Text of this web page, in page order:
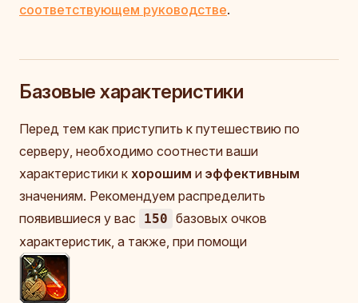
соответствующем руководстве.
Базовые характеристики
Перед тем как приступить к путешествию по
серверу, необходимо соотнести ваши
характеристики к хорошим и эффективным
значениям. Рекомендуем распределить
появившиеся у вас
150 базовых очков
характеристик, а также, при помощи